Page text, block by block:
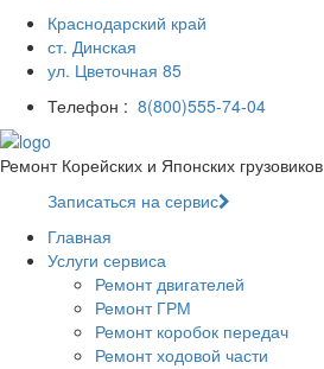
Краснодарский край
ст. Динская
ул. Цветочная 85
Телефон : 8(800)555-74-04
Ремонт Корейских и Японских грузовиков
Записаться на сервис
Главная
Услуги сервиса
Ремонт двигателей
Ремонт ГРМ
Ремонт коробок передач
Ремонт ходовой части